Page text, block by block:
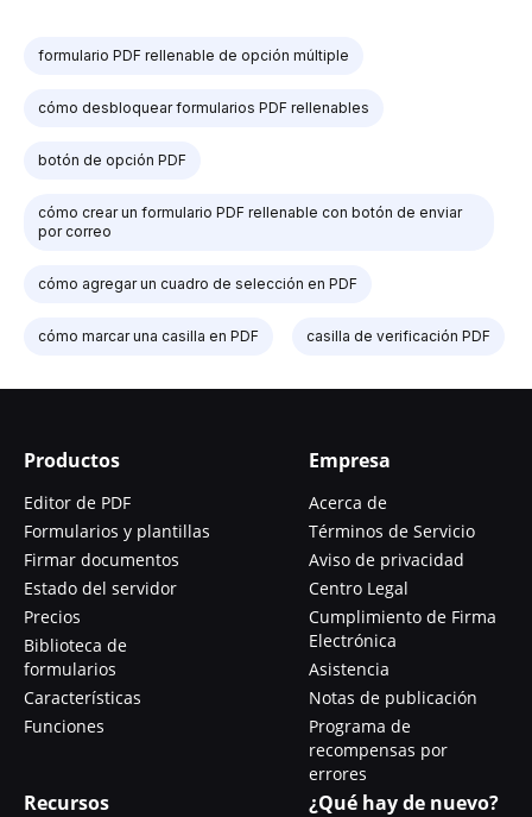
formulario PDF rellenable de opción múltiple
cómo desbloquear formularios PDF rellenables
botón de opción PDF
cómo crear un formulario PDF rellenable con botón de enviar
por correo
cómo agregar un cuadro de selección en PDF
cómo marcar una casilla en PDF casilla de verificación PDF
Productos
Editor de PDF
Formularios y plantillas
Firmar documentos
Estado del servidor
Precios
Biblioteca de
formularios
Características
Funciones
Empresa
Acerca de
Términos de Servicio
Aviso de privacidad
Centro Legal
Cumplimiento de Firma
Electrónica
Asistencia
Notas de publicación
Programa de
recompensas por
errores
Recursos ¿Qué hay de nuevo?